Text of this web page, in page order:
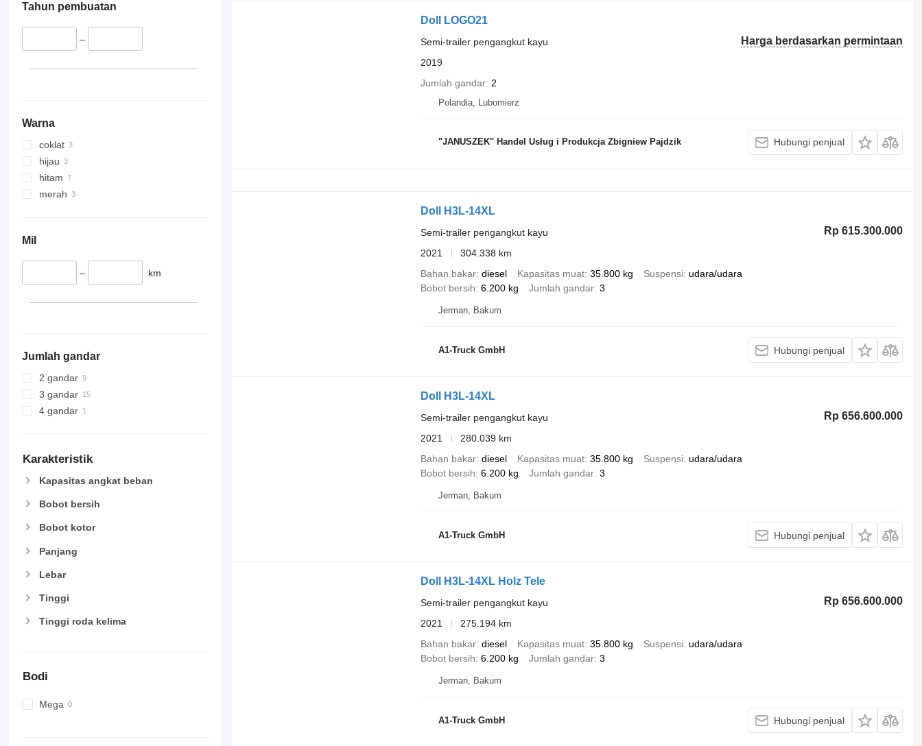
Tahun pembuatan
–
Warna
coklat
hijau
hitam
merah
Mil
– km
Jumlah gandar
2 gandar
3 gandar
4 gandar
Karakteristik
Kapasitas angkat beban
Bobot bersih
Bobot kotor
Panjang
Lebar
Tinggi
Tinggi roda kelima
Bodi
Mega
Doll LOGO21
Harga berdasarkan permintaan
Semi-trailer pengangkut kayu
2019
Jumlah gandar 2
Polandia, Lubomierz
"JANUSZEK" Handel Usług i Produkcja Zbigniew Pajdzik Hubungi penjual
Doll H3L-14XL
Rp 615.300.000
Semi-trailer pengangkut kayu
2021
304.338 km
Bahan bakar diesel Kapasitas muat 35.800 kg Suspensi udara/udara
Bobot bersih 6.200 kg Jumlah gandar 3
Jerman, Bakum
A1-Truck GmbH Hubungi penjual
Doll H3L-14XL
Rp 656.600.000
Semi-trailer pengangkut kayu
2021
280.039 km
Bahan bakar diesel Kapasitas muat 35.800 kg Suspensi udara/udara
Bobot bersih 6.200 kg Jumlah gandar 3
Jerman, Bakum
A1-Truck GmbH Hubungi penjual
Doll H3L-14XL Holz Tele
Rp 656.600.000
Semi-trailer pengangkut kayu
2021
275.194 km
Bahan bakar diesel Kapasitas muat 35.800 kg Suspensi udara/udara
Bobot bersih 6.200 kg Jumlah gandar 3
Jerman, Bakum
A1-Truck GmbH Hubungi penjual